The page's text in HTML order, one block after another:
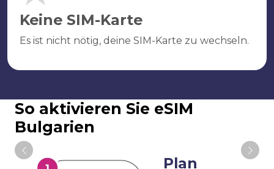
Keine SIM-Karte
Es ist nicht nötig, deine SIM-Karte zu wechseln.
So aktivieren Sie eSIM
Bulgarien
Plan